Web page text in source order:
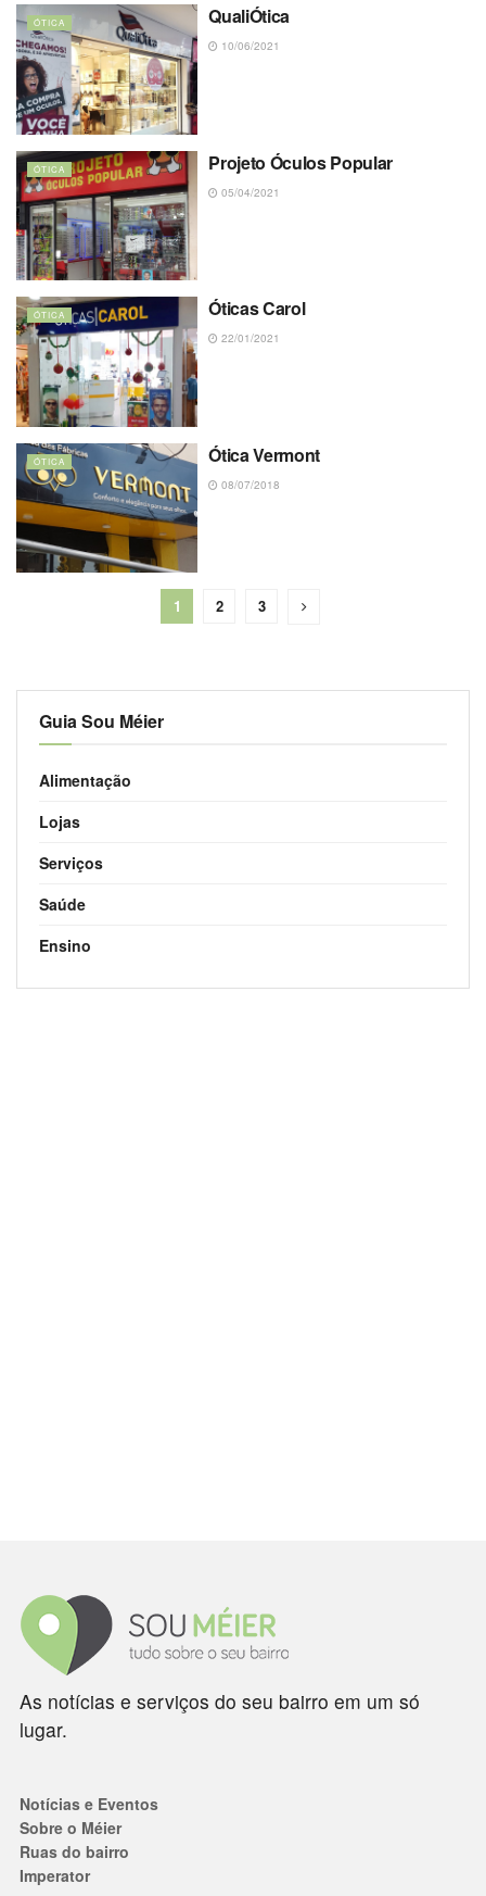
ÓTICA QualiÓtica
10/06/2021
ÓTICA Projeto Óculos Popular
05/04/2021
ÓTICA Óticas Carol
22/01/2021
ÓTICA Ótica Vermont
08/07/2018
1 2 3
Guia Sou Méier
Alimentação
Lojas
Serviços
Saúde
Ensino
As notícias e serviços do seu bairro em um só
lugar.
Notícias e Eventos
Sobre o Méier
Ruas do bairro
Imperator